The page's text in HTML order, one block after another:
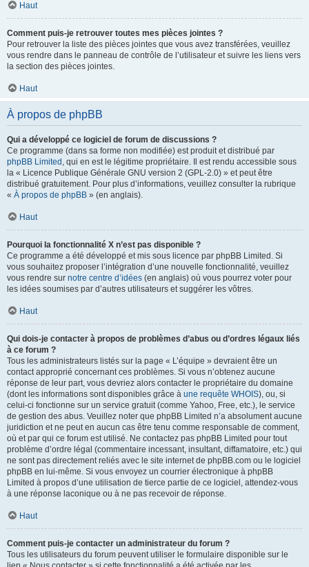
Haut
Comment puis-je retrouver toutes mes pièces jointes ?
Pour retrouver la liste des pièces jointes que vous avez transférées, veuillez
vous rendre dans le panneau de contrôle de l’utilisateur et suivre les liens vers
la section des pièces jointes.
Haut
À propos de phpBB
Qui a développé ce logiciel de forum de discussions ?
Ce programme (dans sa forme non modifiée) est produit et distribué par
phpBB Limited , qui en est le légitime propriétaire. Il est rendu accessible sous
la « Licence Publique Générale GNU version 2 (GPL-2.0) » et peut être
distribué gratuitement. Pour plus d’informations, veuillez consulter la rubrique
« À propos de phpBB » (en anglais).
Haut
Pourquoi la fonctionnalité X n’est pas disponible ?
Ce programme a été développé et mis sous licence par phpBB Limited. Si
vous souhaitez proposer l’intégration d’une nouvelle fonctionnalité, veuillez
vous rendre sur notre centre d’idées (en anglais) où vous pourrez voter pour
les idées soumises par d’autres utilisateurs et suggérer les vôtres.
Haut
Qui dois-je contacter à propos de problèmes d’abus ou d’ordres légaux liés
à ce forum ?
Tous les administrateurs listés sur la page « L’équipe » devraient être un
contact approprié concernant ces problèmes. Si vous n’obtenez aucune
réponse de leur part, vous devriez alors contacter le propriétaire du domaine
(dont les informations sont disponibles grâce à une requête WHOIS), ou, si
celui-ci fonctionne sur un service gratuit (comme Yahoo, Free, etc.), le service
de gestion des abus. Veuillez noter que phpBB Limited n’a absolument aucune
juridiction et ne peut en aucun cas être tenu comme responsable de comment,
où et par qui ce forum est utilisé. Ne contactez pas phpBB Limited pour tout
problème d’ordre légal (commentaire incessant, insultant, diffamatoire, etc.) qui
ne sont pas directement reliés avec le site internet de phpBB.com ou le logiciel
phpBB en lui-même. Si vous envoyez un courrier électronique à phpBB
Limited à propos d’une utilisation de tierce partie de ce logiciel, attendez-vous
à une réponse laconique ou à ne pas recevoir de réponse.
Haut
Comment puis-je contacter un administrateur du forum ?
Tous les utilisateurs du forum peuvent utiliser le formulaire disponible sur le